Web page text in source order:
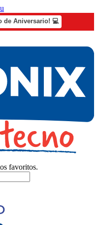
de Aniversario! 💻
favoritos.